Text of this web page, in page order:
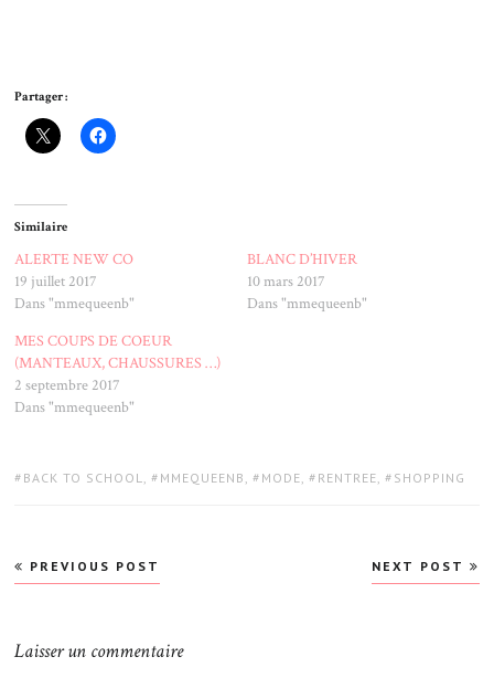
Partager :
Similaire
ALERTE NEW CO
19 juillet 2017
Dans "mmequeenb"
BLANC D’HIVER
10 mars 2017
Dans "mmequeenb"
MES COUPS DE COEUR
(MANTEAUX, CHAUSSURES …)
2 septembre 2017
Dans "mmequeenb"
TAGS:
BACK TO SCHOOL, MMEQUEENB , MODE, RENTREE, SHOPPING
Navigation
de
PREVIOUS POST NEXT POST
Laisser un commentaire